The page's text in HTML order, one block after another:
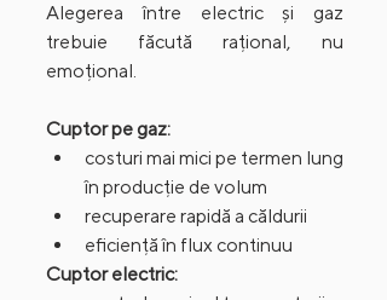
Alegerea între electric și gaz
trebuie făcută rațional, nu
emoțional.
Cuptor pe gaz:
costuri mai mici pe termen lung
în producție de volum
recuperare rapidă a căldurii
eficiență în flux continuu
Cuptor electric: